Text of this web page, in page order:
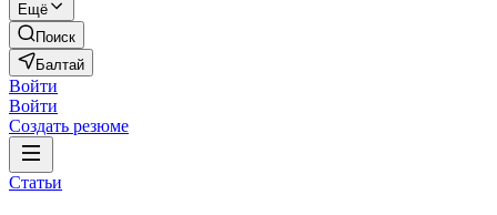
Ещё
Поиск
Балтай
Войти
Войти
Создать резюме
Статьи